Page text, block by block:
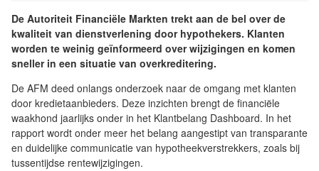
De Autoriteit Financiële Markten trekt aan de bel over de
kwaliteit van dienstverlening door hypothekers. Klanten
worden te weinig geïnformeerd over wijzigingen en komen
sneller in een situatie van overkreditering.
De AFM deed onlangs onderzoek naar de omgang met klanten
door kredietaanbieders. Deze inzichten brengt de financiële
waakhond jaarlijks onder in het Klantbelang Dashboard. In het
rapport wordt onder meer het belang aangestipt van transparante
en duidelijke communicatie van hypotheekverstrekkers, zoals bij
tussentijdse rentewijzigingen.